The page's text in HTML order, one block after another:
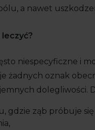
a nawet
niespecyficzne i
żadnych oznak
dolegliwości.
gdzie ząb próbuje